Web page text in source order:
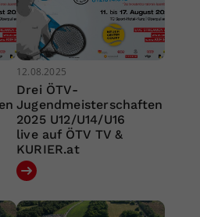
12.08.2025
Drei ÖTV-
Jugendmeisterschaften
2025 U12/U14/U16
live auf ÖTV TV &
KURIER.at